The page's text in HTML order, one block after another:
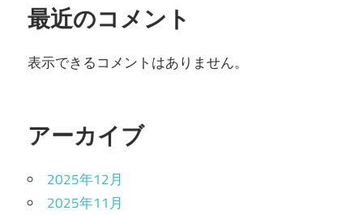
最近のコメント
表示できるコメントはありません。
アーカイブ
2025年12月
2025年11月